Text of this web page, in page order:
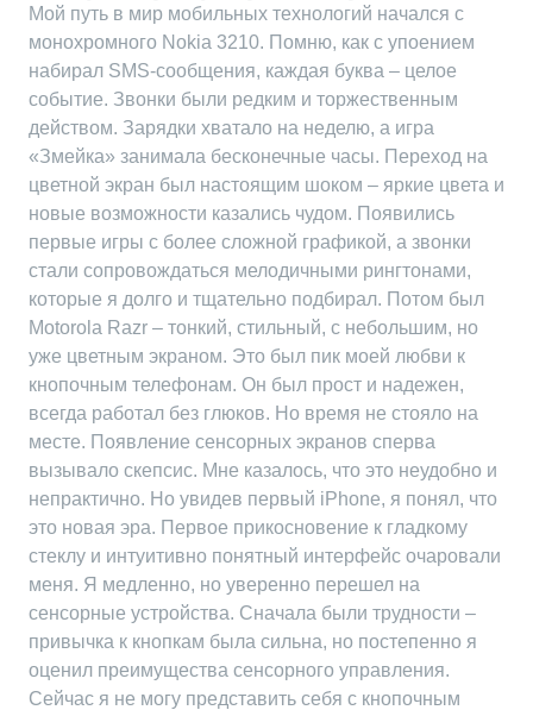
Мой путь в мир мобильных технологий начался с
монохромного Nokia 3210. Помню, как с упоением
набирал SMS-сообщения, каждая буква – целое
событие. Звонки были редким и торжественным
действом. Зарядки хватало на неделю, а игра
«Змейка» занимала бесконечные часы. Переход на
цветной экран был настоящим шоком – яркие цвета и
новые возможности казались чудом. Появились
первые игры с более сложной графикой, а звонки
стали сопровождаться мелодичными рингтонами,
которые я долго и тщательно подбирал. Потом был
Motorola Razr – тонкий, стильный, с небольшим, но
уже цветным экраном. Это был пик моей любви к
кнопочным телефонам. Он был прост и надежен,
всегда работал без глюков. Но время не стояло на
месте. Появление сенсорных экранов сперва
вызывало скепсис. Мне казалось, что это неудобно и
непрактично. Но увидев первый iPhone, я понял, что
это новая эра. Первое прикосновение к гладкому
стеклу и интуитивно понятный интерфейс очаровали
меня. Я медленно, но уверенно перешел на
сенсорные устройства. Сначала были трудности –
привычка к кнопкам была сильна, но постепенно я
оценил преимущества сенсорного управления.
Сейчас я не могу представить себя с кнопочным